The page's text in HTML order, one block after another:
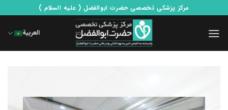
to
content
مرکز پزشکی تخصصی حضرت ابوالفضل ( علیه السلام )
العربية